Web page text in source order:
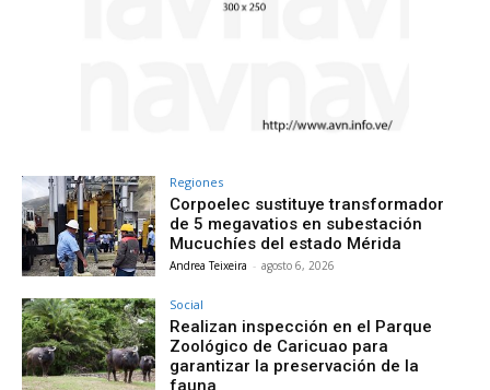
Regiones
Corpoelec sustituye transformador
de 5 megavatios en subestación
Mucuchíes del estado Mérida
Andrea Teixeira - agosto 6, 2026
Social
Realizan inspección en el Parque
Zoológico de Caricuao para
garantizar la preservación de la
fauna